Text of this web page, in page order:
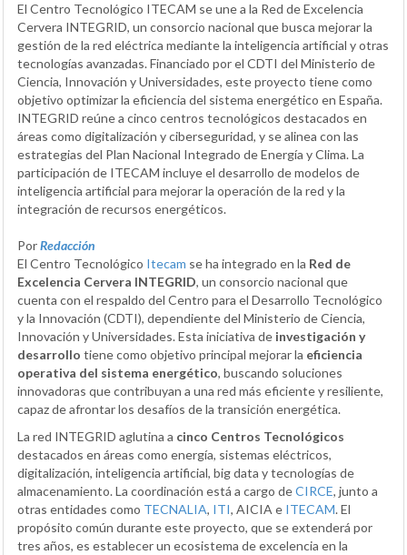
El Centro Tecnológico ITECAM se une a la Red de Excelencia
Cervera INTEGRID, un consorcio nacional que busca mejorar la
gestión de la red eléctrica mediante la inteligencia artificial y otras
tecnologías avanzadas. Financiado por el CDTI del Ministerio de
Ciencia, Innovación y Universidades, este proyecto tiene como
objetivo optimizar la eficiencia del sistema energético en España.
INTEGRID reúne a cinco centros tecnológicos destacados en
áreas como digitalización y ciberseguridad, y se alinea con las
estrategias del Plan Nacional Integrado de Energía y Clima. La
participación de ITECAM incluye el desarrollo de modelos de
inteligencia artificial para mejorar la operación de la red y la
integración de recursos energéticos.
PorRedacción
El Centro Tecnológico Itecam se ha integrado en la Red de
Excelencia Cervera INTEGRID, un consorcio nacional que
cuenta con el respaldo del Centro para el Desarrollo Tecnológico
y la Innovación (CDTI), dependiente del Ministerio de Ciencia,
Innovación y Universidades. Esta iniciativa de investigación y
desarrollo tiene como objetivo principal mejorar la eficiencia
operativa del sistema energético, buscando soluciones
innovadoras que contribuyan a una red más eficiente y resiliente,
capaz de afrontar los desafíos de la transición energética.
La red INTEGRID aglutina a cinco Centros Tecnológicos
destacados en áreas como energía, sistemas eléctricos,
digitalización, inteligencia artificial, big data y tecnologías de
almacenamiento. La coordinación está a cargo deCIRCE, junto a
otras entidades como TECNALIA, ITI, AICIA e ITECAM. El
propósito común durante este proyecto, que se extenderá por
tres años, es establecer un ecosistema de excelencia en la